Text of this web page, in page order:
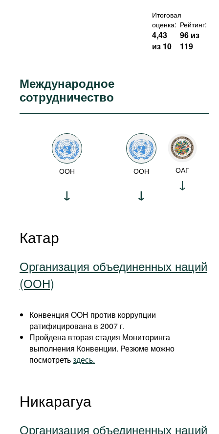
Итоговая
оценка:
4,43
из 10
Рейтинг:
96 из
119
Международное
сотрудничество
ООН ООН ОАГ
Катар
Организация объединенных наций
(ООН)
Конвенция ООН против коррупции
ратифицирована в 2007 г.
Пройдена вторая стадия Мониторинга
выполнения Конвенции. Резюме можно
посмотретьздесь.
Никарагуа
Организация объединенных наций